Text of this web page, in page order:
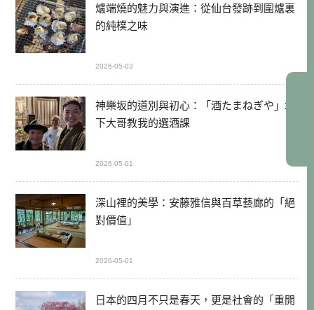
爐端燒的魅力與演進：從仙台發跡到圍爐裏
的純樸之味
2026-05-03
神樂坂的道別與初心：「酒たまねぎや」木
下大哥教我的選酒課
2026-05-01
深山裡的美學：安藤雅信與百草藝廊的「絕
對價值」
2026-05-01
日本的四月不只是春天，更是社會的「重開